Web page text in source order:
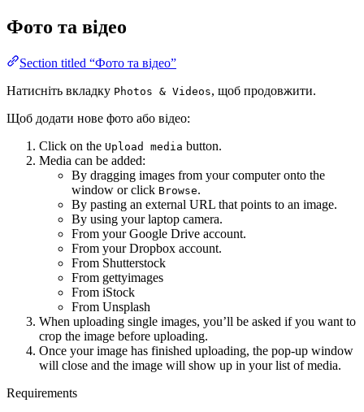
Фото та відео
Section titled “Фото та відео”
Натисніть вкладку Photos & Videos, щоб продовжити.
Щоб додати нове фото або відео:
Click on the Upload media button.
Media can be added:
By dragging images from your computer onto the
window or click Browse.
By pasting an external URL that points to an image.
By using your laptop camera.
From your Google Drive account.
From your Dropbox account.
From Shutterstock
From gettyimages
From iStock
From Unsplash
When uploading single images, you’ll be asked if you want to
crop the image before uploading.
Once your image has finished uploading, the pop-up window
will close and the image will show up in your list of media.
Requirements